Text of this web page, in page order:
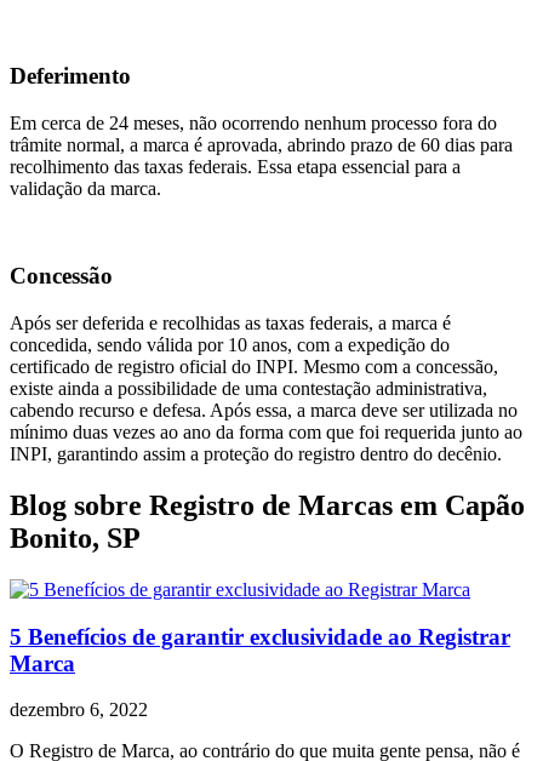
Deferimento
Em cerca de 24 meses, não ocorrendo nenhum processo fora do
trâmite normal, a marca é aprovada, abrindo prazo de 60 dias para
recolhimento das taxas federais. Essa etapa essencial para a
validação da marca.
Concessão
Após ser deferida e recolhidas as taxas federais, a marca é
concedida, sendo válida por 10 anos, com a expedição do
certificado de registro oficial do INPI. Mesmo com a concessão,
existe ainda a possibilidade de uma contestação administrativa,
cabendo recurso e defesa. Após essa, a marca deve ser utilizada no
mínimo duas vezes ao ano da forma com que foi requerida junto ao
INPI, garantindo assim a proteção do registro dentro do decênio.
Blog sobre Registro de Marcas em Capão
Bonito, SP
5 Benefícios de garantir exclusividade ao Registrar
Marca
dezembro 6, 2022
O Registro de Marca, ao contrário do que muita gente pensa, não é